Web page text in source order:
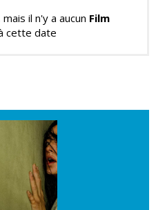
il n'y a aucun Film
cette date